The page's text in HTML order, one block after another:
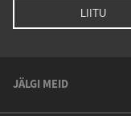
JÄLGI MEID